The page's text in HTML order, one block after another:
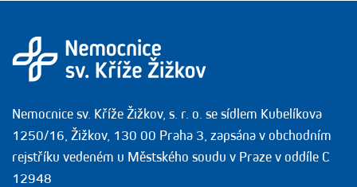
Nemocnice sv. Kříže Žižkov, s. r. o. se sídlem Kubelíkova
1250/16, Žižkov, 130 00 Praha 3, zapsána v obchodním
rejstříku vedeném u Městského soudu v Praze v oddíle C
12948